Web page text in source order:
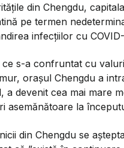
din Chengdu,
pe termen
infecțiilor cu
ce s-a confruntat cu
orașul Chengdu a
a devenit cea mai mare
asemănătoare la
din Chengdu se